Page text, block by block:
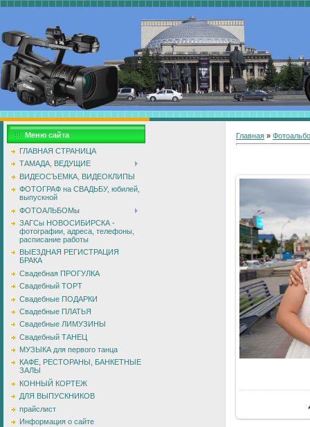
Меню сайта
ГЛАВНАЯ СТРАНИЦА
ТАМАДА, ВЕДУЩИЕ
ВИДЕОСЪЕМКА, ВИДЕОКЛИПЫ
ФОТОГРАФ на СВАДЬБУ, юбилей,
выпускной
ФОТОАЛЬБОМы
ЗАГСы НОВОСИБИРСКА -
фотографии, адреса, телефоны,
расписание работы
ВЫЕЗДНАЯ РЕГИСТРАЦИЯ
БРАКА
Свадебная ПРОГУЛКА
Свадебный ТОРТ
Свадебные ПОДАРКИ
Свадебные ПЛАТЬЯ
Свадебные ЛИМУЗИНЫ
Свадебный ТАНЕЦ
МУЗЫКА для первого танца
КАФЕ, РЕСТОРАНЫ, БАНКЕТНЫЕ
ЗАЛЫ
КОННЫЙ КОРТЕЖ
ДЛЯ ВЫПУСКНИКОВ
прайслист
Информация о сайте
Главная »